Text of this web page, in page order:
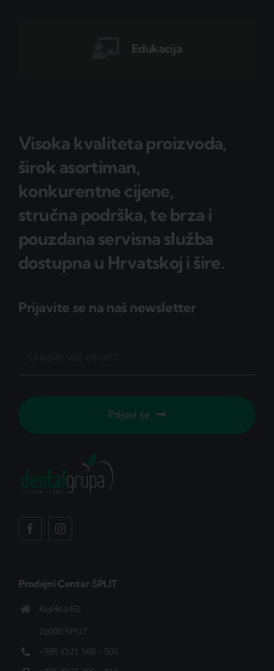
Edukacija
Visoka kvaliteta proizvoda,
širok asortiman,
konkurentne cijene,
stručna podrška, te brza i
pouzdana servisna služba
dostupna u Hrvatskoj i šire.
Prijavite se na naš newsletter
Prijavi se
Prodajni Centar SPLIT
Kopilica 62,
21000 SPLIT
+385 (0)21 568 – 500